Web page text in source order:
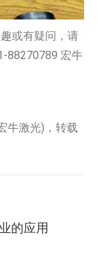
或有疑问，请
88270789 宏牛
牛激光)，转载
的应用